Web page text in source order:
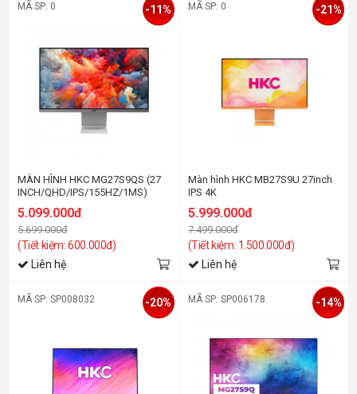
MÃ SP: 0
MÀN HÌNH HKC MG27S9QS (27
INCH/QHD/IPS/155HZ/1MS)
5.099.000đ
5.699.000đ
(Tiết kiệm: 600.000đ)
-11%
Liên hệ
MÃ SP: 0
Màn hình HKC MB27S9U 27inch
IPS 4K
5.999.000đ
7.499.000đ
(Tiết kiệm: 1.500.000đ)
-21%
Liên hệ
MÃ SP: SP008032 -20% MÃ SP: SP006178 -14%